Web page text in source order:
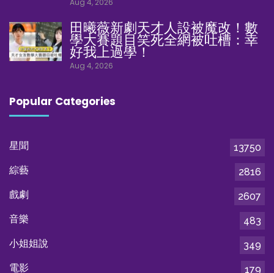
Aug 4, 2026
田曦薇新劇天才人設被魔改！數
學大賽題目笑死全網被吐槽：幸
好我上過學！
Aug 4, 2026
Popular Categories
星聞
13750
綜藝
2816
戲劇
2607
音樂
483
小姐姐說
349
電影
179